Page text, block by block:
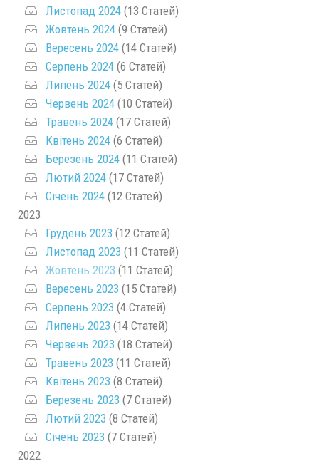
Листопад 2024 (13 Статей)
Жовтень 2024 (9 Статей)
Вересень 2024 (14 Статей)
Серпень 2024 (6 Статей)
Липень 2024 (5 Статей)
Червень 2024 (10 Статей)
Травень 2024 (17 Статей)
Квітень 2024 (6 Статей)
Березень 2024 (11 Статей)
Лютий 2024 (17 Статей)
Січень 2024 (12 Статей)
2023
Грудень 2023 (12 Статей)
Листопад 2023 (11 Статей)
Жовтень 2023 (11 Статей)
Вересень 2023 (15 Статей)
Серпень 2023 (4 Статей)
Липень 2023 (14 Статей)
Червень 2023 (18 Статей)
Травень 2023 (11 Статей)
Квітень 2023 (8 Статей)
Березень 2023 (7 Статей)
Лютий 2023 (8 Статей)
Січень 2023 (7 Статей)
2022